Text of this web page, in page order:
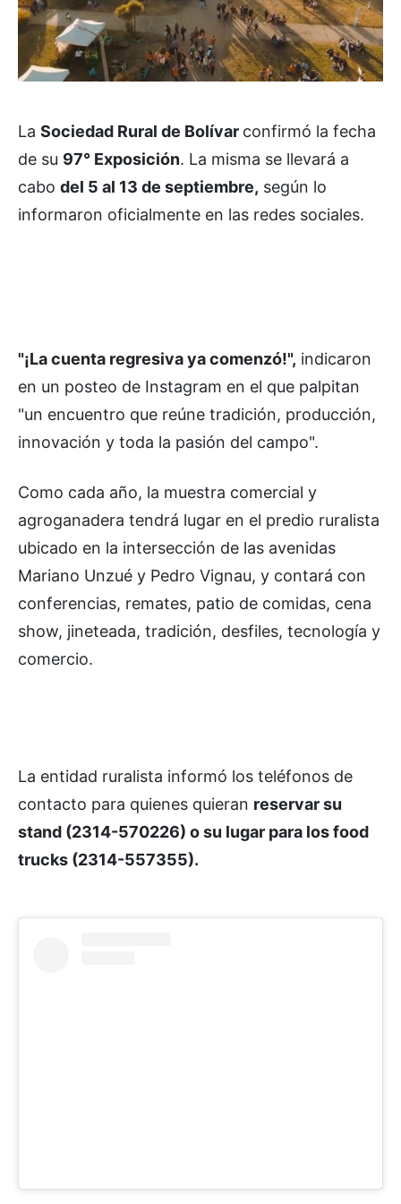
La Sociedad Rural de Bolívar confirmó la fecha
de su 97° Exposición. La misma se llevará a
cabo del 5 al 13 de septiembre, según lo
informaron oficialmente en las redes sociales.
"¡La cuenta regresiva ya comenzó!", indicaron
en un posteo de Instagram en el que palpitan
"un encuentro que reúne tradición, producción,
innovación y toda la pasión del campo".
Como cada año, la muestra comercial y
agroganadera tendrá lugar en el predio ruralista
ubicado en la intersección de las avenidas
Mariano Unzué y Pedro Vignau, y contará con
conferencias, remates, patio de comidas, cena
show, jineteada, tradición, desfiles, tecnología y
comercio.
La entidad ruralista informó los teléfonos de
contacto para quienes quieran reservar su
stand (2314-570226) o su lugar para los food
trucks (2314-557355).